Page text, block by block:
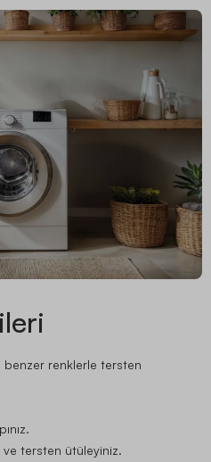
benzer renklerle tersten
ve tersten ütüleyiniz.